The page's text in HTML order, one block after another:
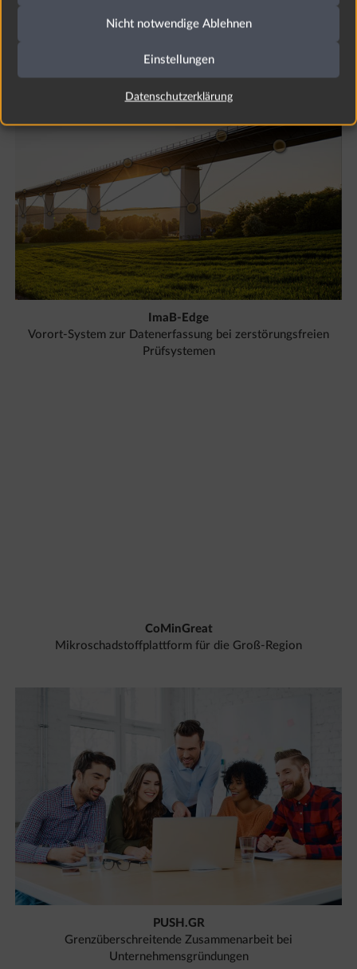
Nicht notwendige Ablehnen
Einstellungen
Datenschutzerklärung
ImaB-Edge
Vorort-System zur Datenerfassung bei zerstörungsfreien
Prüfsystemen
CoMinGreat
Mikroschadstoffplattform für die Groß-Region
PUSH.GR
Grenzüberschreitende Zusammenarbeit bei
Unternehmensgründungen